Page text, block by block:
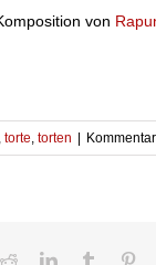
von
torte torten |
RedditLinkedInTumblr